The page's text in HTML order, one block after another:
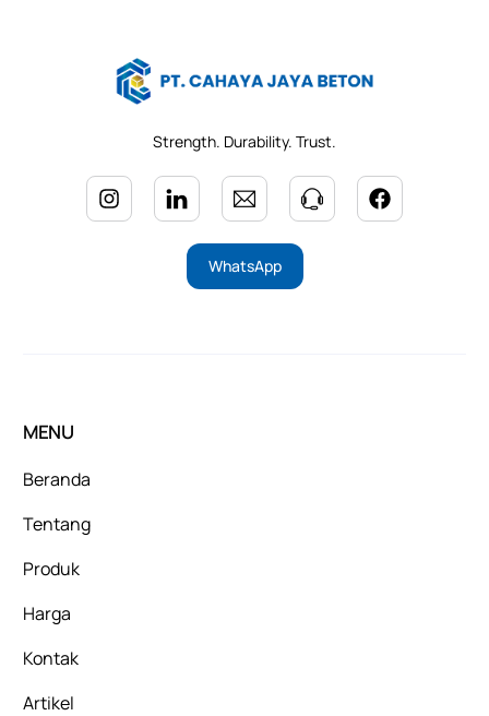
Strength. Durability. Trust.
WhatsApp
MENU
Beranda
Tentang
Produk
Harga
Kontak
Artikel